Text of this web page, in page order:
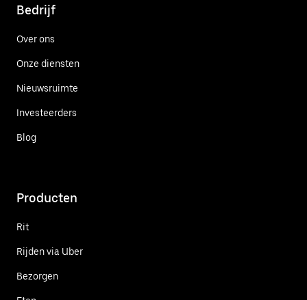
Bedrijf
Over ons
Onze diensten
Nieuwsruimte
Investeerders
Blog
Producten
Rit
Rijden via Uber
Bezorgen